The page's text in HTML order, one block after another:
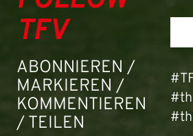
TFV
ABONNIEREN /
MARKIEREN /
KOMMENTIEREN
/ TEILEN